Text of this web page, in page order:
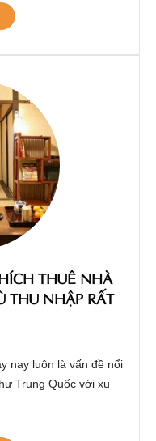
THUÊ NHÀ
THU NHẬP RẤT
nay luôn là vấn đề nổi
Trung Quốc với xu